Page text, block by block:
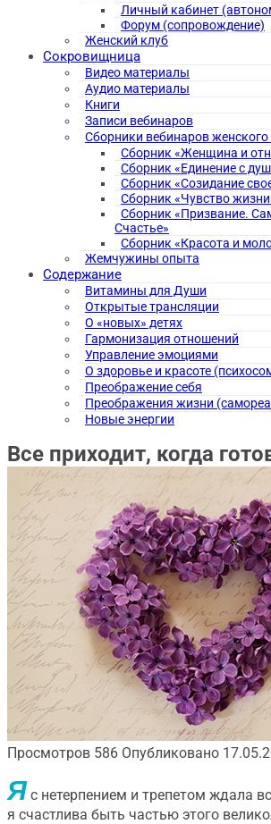
Личный кабинет
Форум (сопровождение)
Женский клуб
Сокровищница
Видео материалы
Аудио материалы
Книги
Записи вебинаров
Сборники вебинаров женского
Сборник «Женщина и
Сборник «Единение с
Сборник «Созидание
Сборник «Чувство
Сборник «Призвание.
Счастье»
Сборник «Красота и
Жемчужины опыта
Содержание
Витамины для Души
Открытые трансляции
О «новых» детях
Гармонизация отношений
Управление эмоциями
О здоровье и красоте
Преображение себя
Преображения жизни
Новые энергии
Все приходит, когда
Просмотров 586 Опубликовано
Я с нетерпением и трепетом ждала
я счастлива быть частью этого